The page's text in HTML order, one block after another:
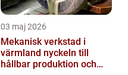
03 maj 2026
Mekanisk verkstad i
värmland nyckeln till
hållbar produktion och